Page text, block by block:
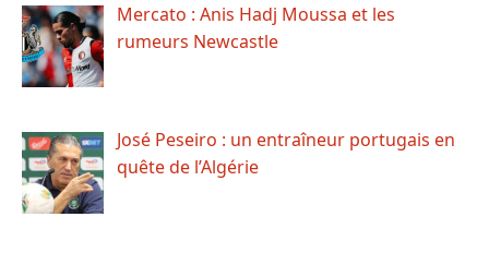
Mercato : Anis Hadj Moussa et les
rumeurs Newcastle
José Peseiro : un entraîneur portugais en
quête de l’Algérie